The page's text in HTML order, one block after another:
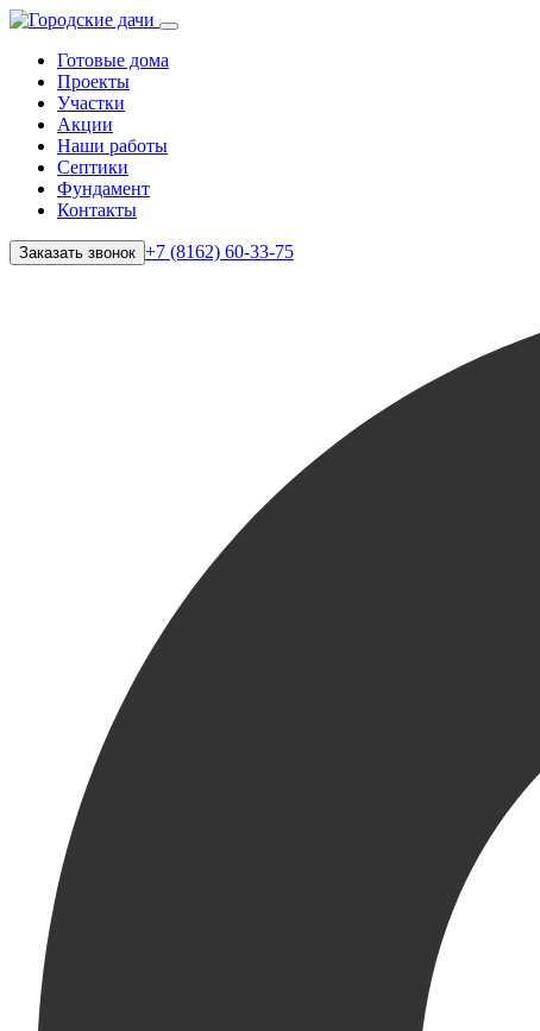
Готовые дома
Проекты
Участки
Акции
Наши работы
Септики
Фундамент
Контакты
Заказать звонок +7 (8162) 60-33-75